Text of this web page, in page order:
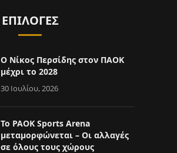
ΕΠΙΛΟΓΈΣ
Ο Νίκος Περσίδης στον ΠΑΟΚ
μέχρι το 2028
30 Ιουλίου, 2026
Το PAOK Sports Arena
μεταμορφώνεται – Οι αλλαγές
σε όλους τους χώρους